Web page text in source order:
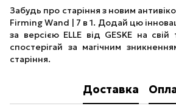
Забудь про старіння з новим
Firming Wand | 7 в 1. Додай цю
за версією ELLE від GESKE на
спостерігай за магічним
старіння.
Доставка